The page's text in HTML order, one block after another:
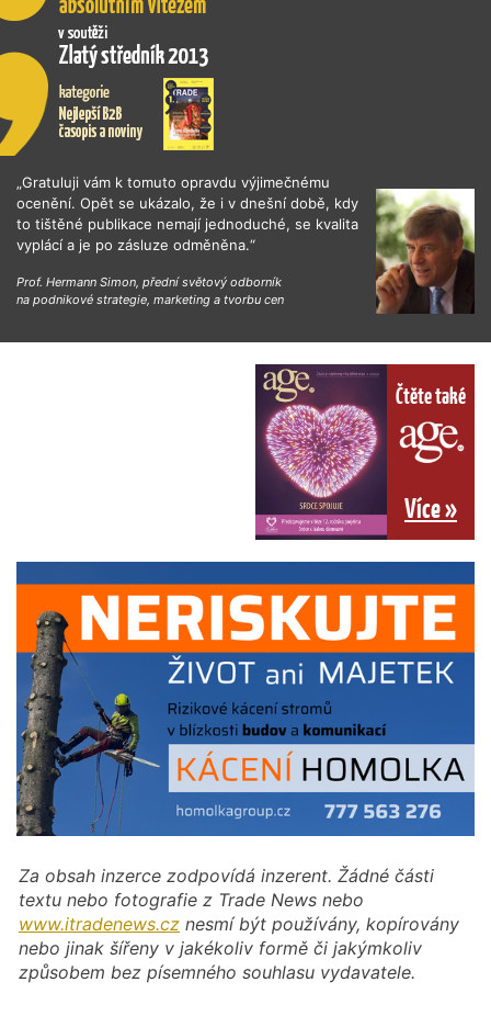
„Gratuluji vám k tomuto opravdu výjimečnému
ocenění. Opět se ukázalo, že i v dnešní době, kdy
to tištěné publikace nemají jednoduché, se kvalita
vyplácí a je po zásluze odměněna.“
Prof. Hermann Simon, přední světový odborník
na podnikové strategie, marketing a tvorbu cen
Čtěte také
Více »
Za obsah inzerce zodpovídá inzerent. Žádné části
textu nebo fotografie z Trade News nebo
www.itradenews.cz nesmí být používány, kopírovány
nebo jinak šířeny v jakékoliv formě či jakýmkoliv
způsobem bez písemného souhlasu vydavatele.